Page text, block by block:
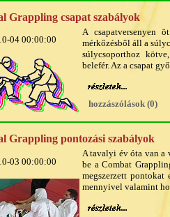
Grappling csapat szabályok
04 00:00:00
A csapatversenyen
mérkőzésből áll a
súlycsoporthoz
belefér. Az a csapat
hozzászólások (0)
Grappling pontozási szabályok
03 00:00:00
A tavalyi év óta van a
be a Combat
megszerzett
mennyivel valamint